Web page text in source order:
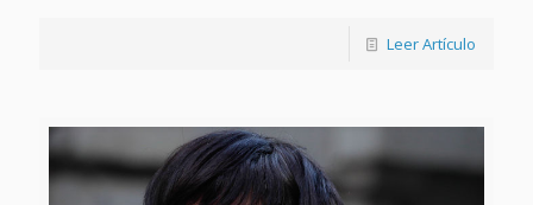
Leer Artículo